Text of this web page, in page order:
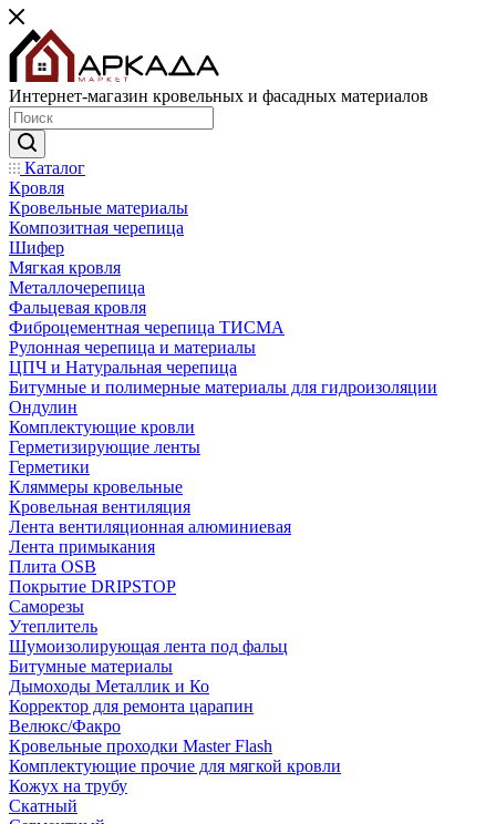
Интернет-магазин кровельных и фасадных материалов
Каталог
Кровля
Кровельные материалы
Композитная черепица
Шифер
Мягкая кровля
Металлочерепица
Фальцевая кровля
Фиброцементная черепица ТИСМА
Рулонная черепица и материалы
ЦПЧ и Натуральная черепица
Битумные и полимерные материалы для гидроизоляции
Ондулин
Комплектующие кровли
Герметизирующие ленты
Герметики
Кляммеры кровельные
Кровельная вентиляция
Лента вентиляционная алюминиевая
Лента примыкания
Плита OSB
Покрытие DRIPSTOP
Саморезы
Утеплитель
Шумоизолирующая лента под фальц
Битумные материалы
Дымоходы Металлик и Ко
Корректор для ремонта царапин
Велюкс/Факро
Кровельные проходки Master Flash
Комплектующие прочие для мягкой кровли
Кожух на трубу
Скатный